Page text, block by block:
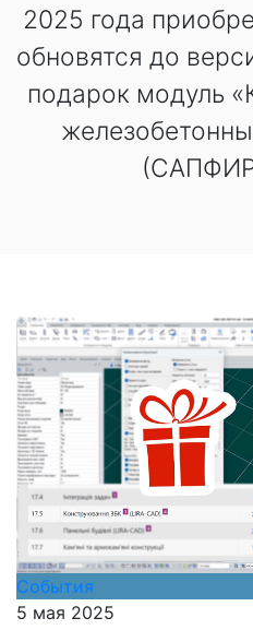
2025 года
обновятся до
подарок модуль
События
5 мая 2025